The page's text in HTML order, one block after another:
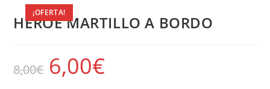
¡OFERTA!
HEROE MARTILLO A BORDO
8,00€ 6,00€